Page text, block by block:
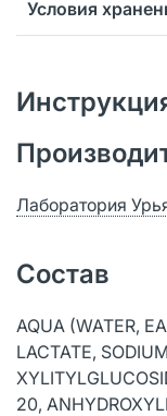
Условия
Лаборатория
Состав
AQUA (WATER,
LACTATE,
20,